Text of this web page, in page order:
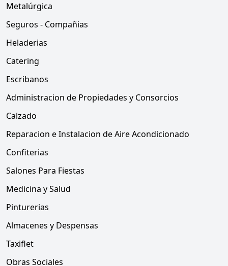
Metalúrgica
Seguros - Compañias
Heladerias
Catering
Escribanos
Administracion de Propiedades y Consorcios
Calzado
Reparacion e Instalacion de Aire Acondicionado
Confiterias
Salones Para Fiestas
Medicina y Salud
Pinturerias
Almacenes y Despensas
Taxiflet
Obras Sociales